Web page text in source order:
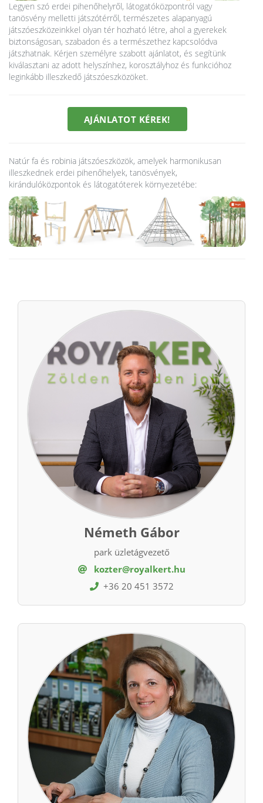
Legyen szó erdei pihenőhelyről, látogatóközpontról vagy
tanösvény melletti játszótérről, természetes alapanyagú
játszóeszközeinkkel olyan tér hozható létre, ahol a gyerekek
biztonságosan, szabadon és a természethez kapcsolódva
játszhatnak. Kérjen személyre szabott ajánlatot, és segítünk
kiválasztani az adott helyszínhez, korosztályhoz és funkcióhoz
leginkább illeszkedő játszóeszközöket.
AJÁNLATOT KÉREK!
Natúr fa és robinia játszóeszközök, amelyek harmonikusan
illeszkednek erdei pihenőhelyek, tanösvények,
kirándulóközpontok és látogatóterek környezetébe:
Németh Gábor
park üzletágvezető
kozter@royalkert.hu
+36 20 451 3572